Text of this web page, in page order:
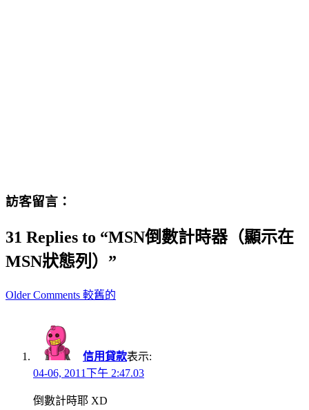
訪客留言：
31 Replies to “MSN倒數計時器（顯示在
MSN狀態列）”
Comment
Older Comments 較舊的
信用貸款表示:
04-06, 2011下午 2:47.03
倒數計時耶 XD